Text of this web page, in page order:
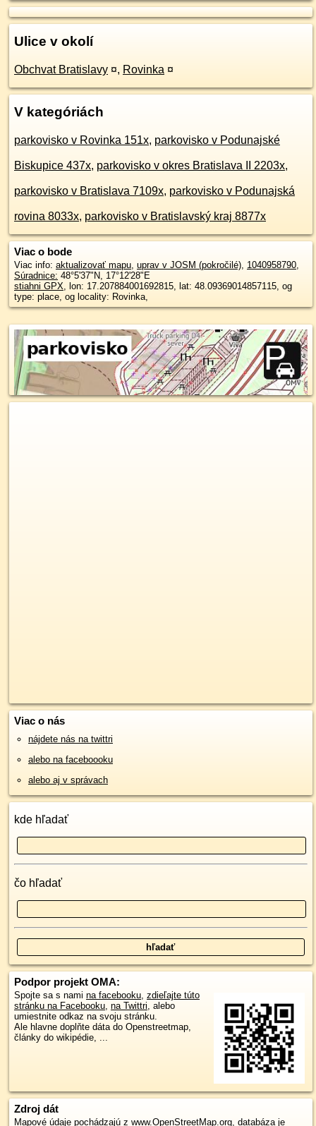
Ulice v okolí
Obchvat Bratislavy ¤, Rovinka ¤
V kategóriách
parkovisko v Rovinka 151x, parkovisko v Podunajské
Biskupice 437x, parkovisko v okres Bratislava II 2203x,
parkovisko v Bratislava 7109x, parkovisko v Podunajská
rovina 8033x, parkovisko v Bratislavský kraj 8877x
Viac o bode
Viac info: aktualizovať mapu, uprav v JOSM (pokročilé), 1040958790,
Súradnice: 48°5'37"N, 17°12'28"E
stiahni GPX, lon: 17.207884001692815, lat: 48.09369014857115, og
type: place, og locality: Rovinka,
Viac o nás
nájdete nás na twittri
alebo na faceboooku
alebo aj v správach
kde hľadať
čo hľadať
Podpor projekt OMA:
Spojte sa s nami na facebooku, zdieľajte túto
stránku na Facebooku, na Twittri, alebo
umiestnite odkaz na svoju stránku.
Ale hlavne doplňte dáta do Openstreetmap,
články do wikipédie, ...
Zdroj dát
Mapové údaje pochádzajú z www.OpenStreetMap.org, databáza je